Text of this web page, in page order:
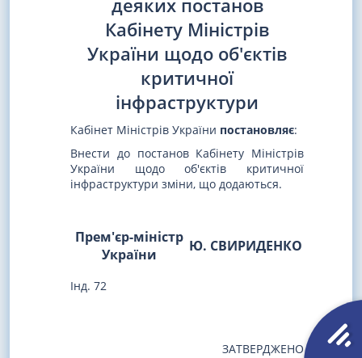
деяких постанов
Кабінету Міністрів
України щодо об'єктів
критичної
інфраструктури
Кабінет Міністрів України постановляє:
Внести до постанов Кабінету Міністрів
України щодо об'єктів критичної
інфраструктури зміни, що додаються.
Прем'єр-міністр
України
Ю. СВИРИДЕНКО
Інд. 72
ЗАТВЕРДЖЕНО